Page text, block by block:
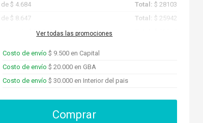
$ 4.684 Total:$ 28103
de $ 8.647 Total: $ 25942
de $ 22.819Ver todas las promociones
Costo de envío $ 9.500 en Capital
Costo de envío $ 20.000 en GBA
Costo de envío $ 30.000 en Interior del pais
Comprar